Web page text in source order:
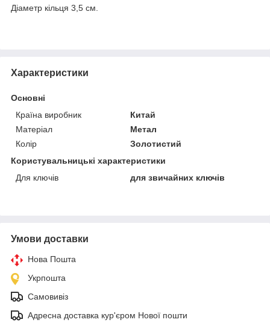
Діаметр кільця 3,5 см.
Характеристики
Основні
Країна виробник
Китай
Матеріал
Метал
Колір
Золотистий
Користувальницькі характеристики
Для ключів
для звичайних ключів
Умови доставки
Нова Пошта
Укрпошта
Самовивіз
Адресна доставка кур'єром Нової пошти